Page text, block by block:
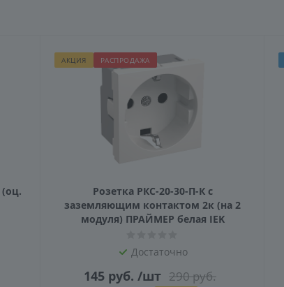
АКЦИЯ РАСПРОДАЖА
Розетка РКС-20-30-П-К с
заземляющим контактом 2к (на 2
модуля) ПРАЙМЕР белая IEK
Достаточно
145 руб. /шт 290руб.